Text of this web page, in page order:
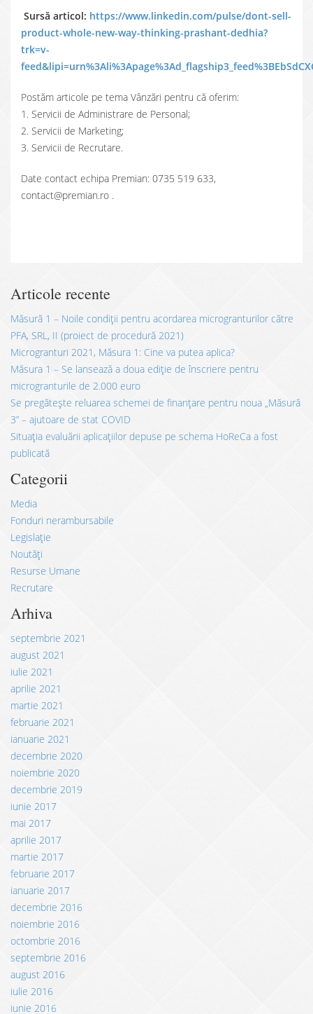
Sursă articol: https://www.linkedin.com/pulse/dont-sell-
product-whole-new-way-thinking-prashant-dedhia?
trk=v-
Postăm articole pe tema Vânzări pentru că oferim:
1. Servicii de Administrare de Personal;
2. Servicii de Marketing;
3. Servicii de Recrutare.
Date contact echipa Premian: 0735 519 633,
contact@premian.ro .
Articole recente
Măsură 1 – Noile condiții pentru acordarea microgranturilor către
PFA, SRL, II (proiect de procedură 2021)
Microgranturi 2021, Măsura 1: Cine va putea aplica?
Măsura 1 – Se lansează a doua ediție de înscriere pentru
microgranturile de 2.000 euro
Se pregătește reluarea schemei de finanțare pentru noua „Măsură
3” – ajutoare de stat COVID
Situația evaluării aplicațiilor depuse pe schema HoReCa a fost
publicată
Categorii
Media
Fonduri nerambursabile
Legislație
Noutăți
Resurse Umane
Recrutare
Arhiva
septembrie 2021
august 2021
iulie 2021
aprilie 2021
martie 2021
februarie 2021
ianuarie 2021
decembrie 2020
noiembrie 2020
decembrie 2019
iunie 2017
mai 2017
aprilie 2017
martie 2017
februarie 2017
ianuarie 2017
decembrie 2016
noiembrie 2016
octombrie 2016
septembrie 2016
august 2016
iulie 2016
iunie 2016